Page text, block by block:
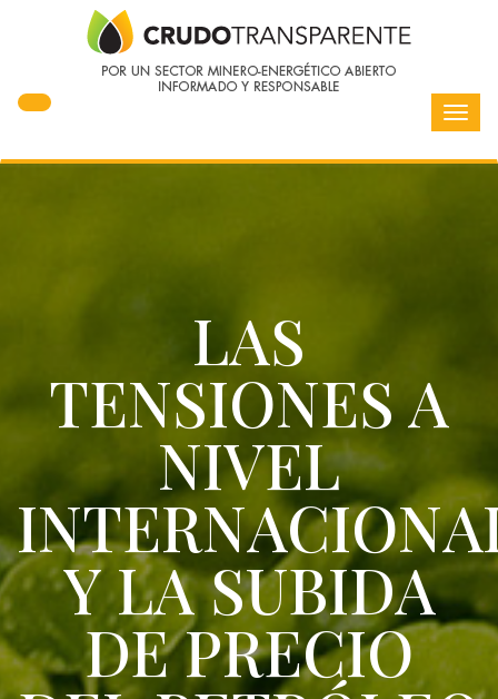
LAS
TENSIONES A
NIVEL
Y LA SUBIDA
DE PRECIO